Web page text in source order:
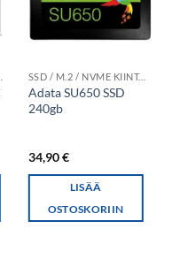
SSD / M.2 / NVME KIINTOLEVYT
Adata SU650 SSD
240gb
34,90€
LISÄÄ
OSTOSKORIIN